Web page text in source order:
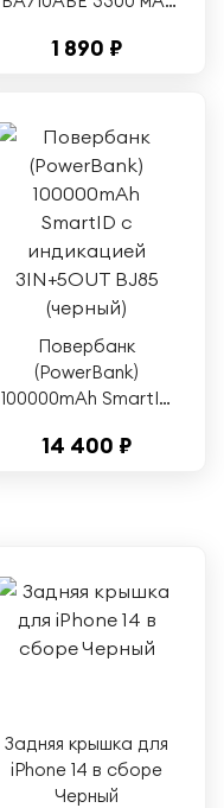
A7 (2016) белый
1 890 ₽
Повербанк
(PowerBank)
100000mAh SmartID
3IN+5OUT BJ85
14 400 ₽
Задняя крышка для
iPhone 14 в сборе
Черный